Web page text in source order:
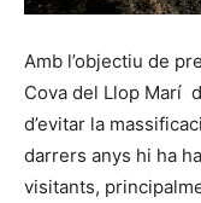
Amb l’objectiu de
Cova del Llop Marí
d’evitar la
darrers anys hi ha
visitants,